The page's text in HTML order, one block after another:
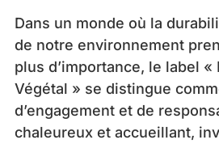
Dans un monde où la
de notre environnement
plus d’importance, le label «
Végétal » se distingue
d’engagement et de
chaleureux et accueillant,